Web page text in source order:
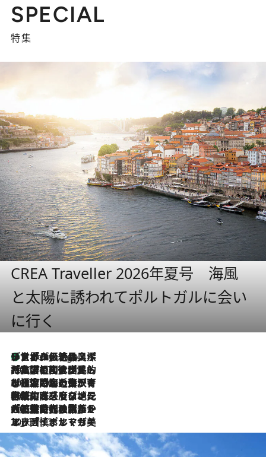
SPECIAL
特集
CREA Traveller 2026年夏号 海風
と太陽に誘われてポルトガルに会い
に行く
2 Hours Ago
リスボンの絶品スイーツ「パステル・デ・ナタ」とは？ポルトガル伝統の奥深い世界へ
2026.7.27
「私の祖国はポルトガル語です」国民的詩人フェルナンド・ペソアと、彼が愛した文学の街を歩く
2026.7.26
ポルトガル近海が育む極上の海の幸。キリリと冷えた白ワインと愉しむ、シーフード専門店の贅沢
2026.7.22
伝統の味をモダンに昇華。高感度な地元客が集う、リスボンの最旬ガストロノミー
2026.7.21
大航海時代の栄華から、震災、独裁、そして革命へ。ポルトガル・首都リスボンの石畳に刻まれた「歴史の光と影」
2026.7.13
エッセイ・ヤマザキマリ「慎ましくも美しき国 ポルトガル」